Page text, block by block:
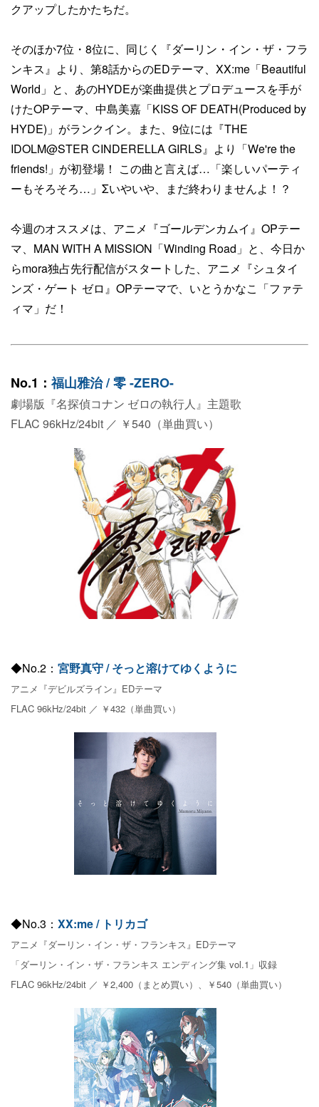
クアップしたかたちだ。
そのほか7位・8位に、同じく『ダーリン・イン・ザ・フラ
ンキス』より、第8話からのEDテーマ、XX:me「Beautiful
World」と、あのHYDEが楽曲提供とプロデュースを手が
けたOPテーマ、中島美嘉「KISS OF DEATH(Produced by
HYDE)」がランクイン。また、9位には『THE
IDOLM@STER CINDERELLA GIRLS』より「We're the
friends!」が初登場！ この曲と言えば…「楽しいパーティ
ーもそろそろ…」Σいやいや、まだ終わりませんよ！？
今週のオススメは、アニメ『ゴールデンカムイ』OPテー
マ、MAN WITH A MISSION「Winding Road」と、今日か
らmora独占先行配信がスタートした、アニメ『シュタイ
ンズ・ゲート ゼロ』OPテーマで、いとうかなこ「ファテ
ィマ」だ！
No.1： 福山雅治 / 零 -ZERO-
劇場版『名探偵コナン ゼロの執行人』主題歌
FLAC 96kHz/24bit ／ ￥540（単曲買い）
◆No.2： 宮野真守 / そっと溶けてゆくように
アニメ『デビルズライン』EDテーマ
FLAC 96kHz/24bit ／ ￥432（単曲買い）
◆No.3： XX:me / トリカゴ
アニメ『ダーリン・イン・ザ・フランキス』EDテーマ
「ダーリン・イン・ザ・フランキス エンディング集 vol.1」収録
FLAC 96kHz/24bit ／ ￥2,400（まとめ買い）、￥540（単曲買い）